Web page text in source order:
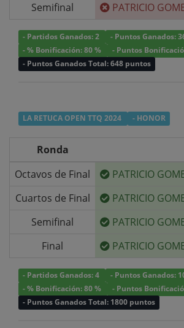
Semifinal
PATRICIO
- Partidos Ganados: 2
- Puntos Ganados:
- % Bonificación: 80 %
- Puntos
- Puntos Ganados Total: 648 puntos
LA RETUCA OPEN TTQ 2024 - HONOR
Ronda
Octavos de Final
PATRICIO
Cuartos de Final
PATRICIO
Semifinal
PATRICIO
Final
PATRICIO
- Partidos Ganados: 4
- Puntos Ganados:
- % Bonificación: 80 %
- Puntos
- Puntos Ganados Total: 1800 puntos